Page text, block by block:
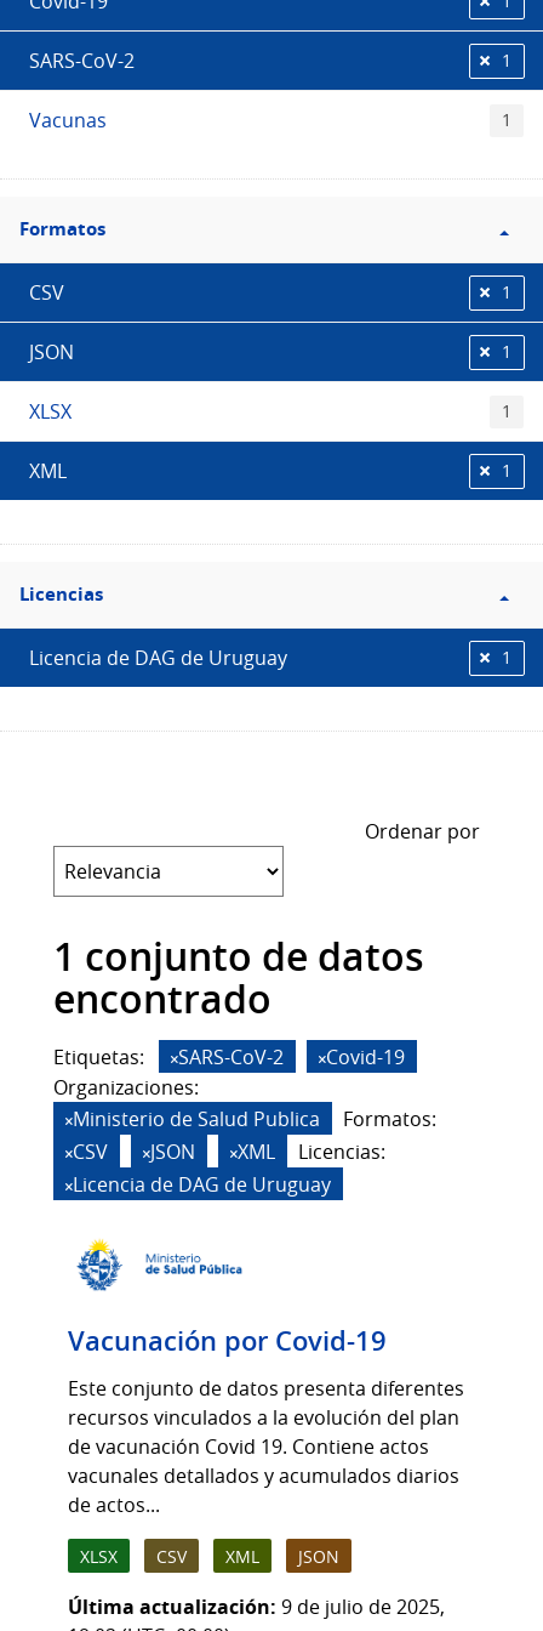
SARS-CoV-2 1
Vacunas 1
Filtro
Formatos
Formatos
CSV 1
JSON 1
XLSX 1
XML 1
Filtro
Licencias
Licencias
Licencia de DAG de Uruguay 1
Ordenar por
1 conjunto de datos
encontrado
Etiquetas: SARS-CoV-2
Covid-19
Organizaciones:
Ministerio de Salud Publica
Formatos:
CSV
JSON XML
Licencias:
Licencia de DAG de Uruguay
Vacunación por Covid-19
Este conjunto de datos presenta diferentes
recursos vinculados a la evolución del plan
de vacunación Covid 19. Contiene actos
vacunales detallados y acumulados diarios
de actos...
XLSX CSV XML JSON
Última actualización: 9 de julio de 2025,